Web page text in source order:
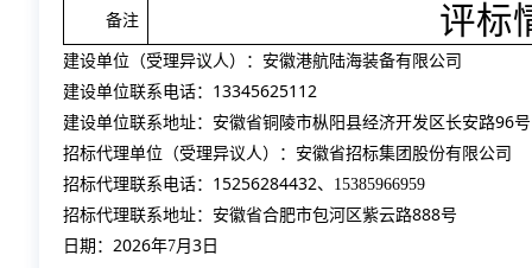
备注 评标
建设单位（受理异议人）：安徽港航陆海装备有限公司
建设单位联系电话： 13345625112
建设单位联系地址：安徽省铜陵市枞阳县经济开发区长安路96号
招标代理单位（受理异议人）：安徽省招标集团股份有限公司
招标代理联系电话： 15256284432、 15385966959
招标代理联系地址：安徽省合肥市包河区紫云路888号
日期： 2026年7月 3 日